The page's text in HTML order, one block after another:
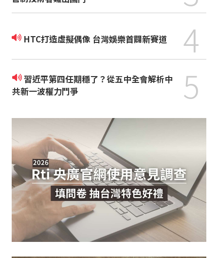
HTC打造虛擬偶像 台灣娛樂首闢新賽道 4
習近平第四任期穩了？從五中全會解析中
共新一波權力鬥爭
5